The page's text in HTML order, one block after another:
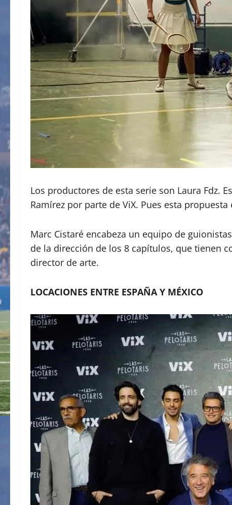
Los productores de esta serie son Laura Fdz.
Ramírez por parte de ViX. Pues esta
Marc Cistaré encabeza un equipo de
de la dirección de los 8 capítulos, que tienen
director de arte.
LOCACIONES ENTRE ESPAÑA Y MÉXICO